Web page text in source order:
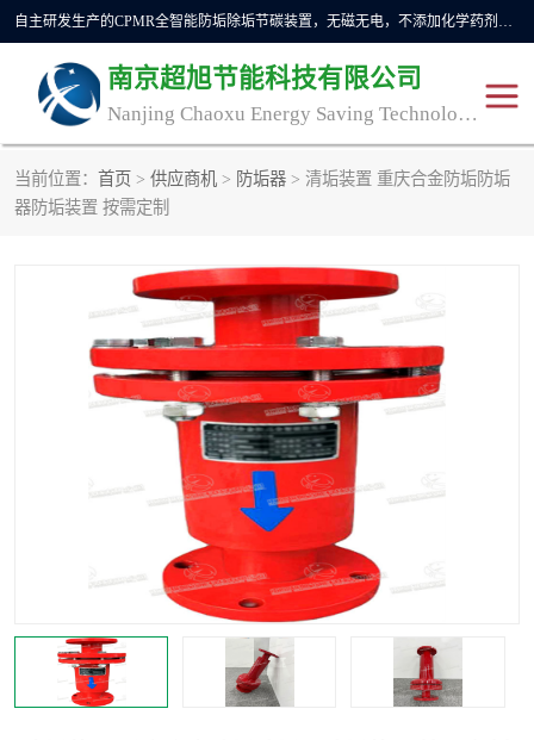
自主研发生产的CPMR全智能防垢除垢节碳装置，无磁无电，不添加化学药剂，*了国内纯物理除垢技术领域空白，其性能处于国际领先水平。广泛应用于石油炼化、钢铁冶炼、电力、煤矿、化工、供暖、压铸、汽车制造、涉水家电等行业。
南京超旭节能科技有限公司
Nanjing Chaoxu Energy Saving Technology Co., Ltd
当前位置： 首页 > 供应商机 > 防垢器 > 清垢装置 重庆合金防垢防垢
器防垢装置 按需定制
CPMR
碳装置
CPMR油田井下防垢防蜡 物理防垢器生产制造商
防垢除垢 防蜡除蜡
管道除垢 锅炉除垢
CPMR商用防垢器/家用防
垢器
工业除垢 清碳燃油催化器